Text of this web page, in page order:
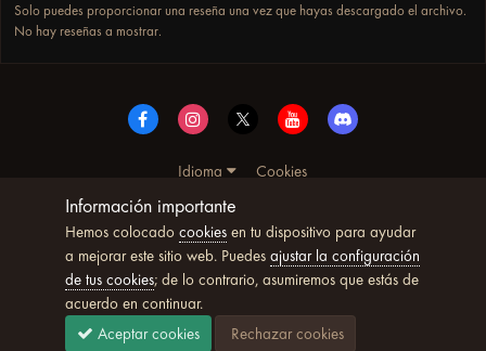
Solo puedes proporcionar una reseña una vez que hayas descargado el archivo.
No hay reseñas a mostrar.
Idioma
Cookies
© Copyright UltimoWoW™ 2025. Todos los derechos
reservados
Powered by Invision Community
Información importante
Hemos colocado cookiesen tu dispositivo para ayudar
a mejorar este sitio web. Puedes ajustar la configuración
de tus cookies; de lo contrario, asumiremos que estás de
acuerdo en continuar.
Aceptar cookies
Rechazar cookies